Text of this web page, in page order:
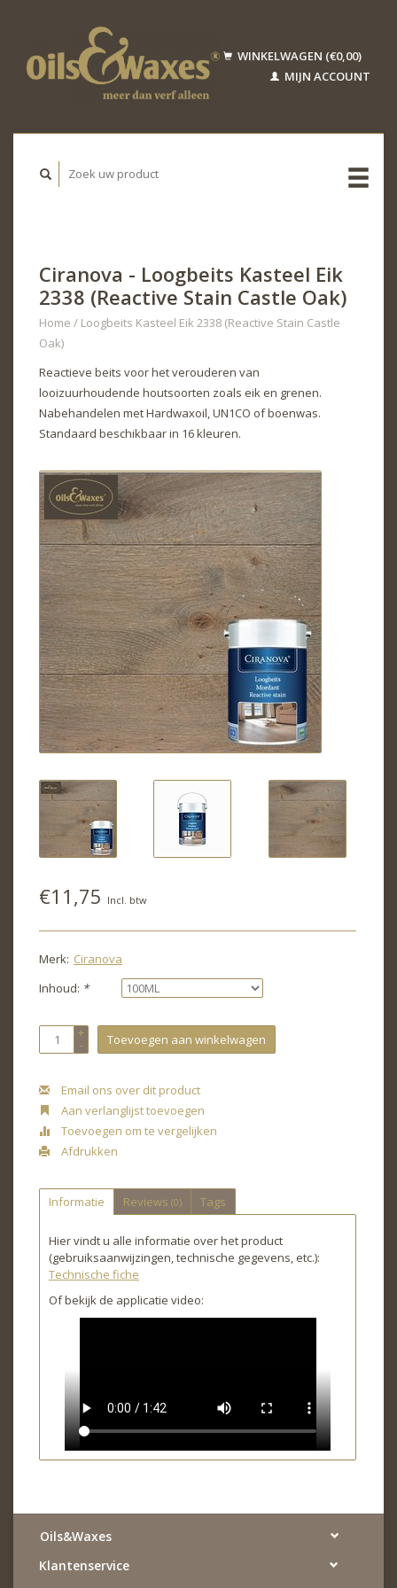
WINKELWAGEN (€0,00)
MIJN ACCOUNT
Ciranova - Loogbeits Kasteel Eik
2338 (Reactive Stain Castle Oak)
Home / Loogbeits Kasteel Eik 2338 (Reactive Stain Castle
Oak)
Reactieve beits voor het verouderen van
looizuurhoudende houtsoorten zoals eik en grenen.
Nabehandelen met Hardwaxoil, UN1CO of boenwas.
Standaard beschikbaar in 16 kleuren.
€11,75 Incl. btw
Merk: Ciranova
Inhoud: *
+
- Toevoegen aan winkelwagen
Email ons over dit product
Aan verlanglijst toevoegen
Toevoegen om te vergelijken
Afdrukken
Informatie Reviews (0) Tags
Hier vindt u alle informatie over het product
(gebruiksaanwijzingen, technische gegevens, etc.):
Technische fiche
Of bekijk de applicatie video:
Oils&Waxes
Klantenservice